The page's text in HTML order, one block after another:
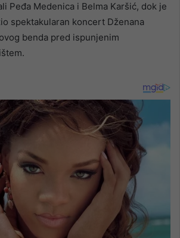
Peđa Medenica i Belma Karšić, dok je
spektakularan koncert Dženana
benda pred ispunjenim